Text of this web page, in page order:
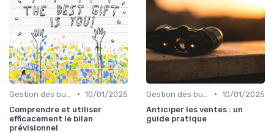
• 10/01/2025
Comprendre et utiliser
efficacement le bilan
prévisionnel
• 10/01/2025
Anticiper les ventes : un
guide pratique